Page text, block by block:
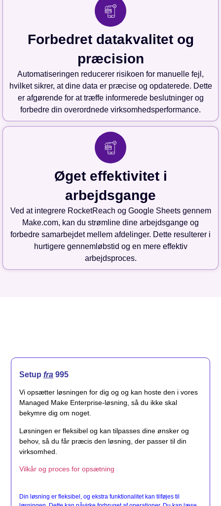
Forbedret datakvalitet og
præcision
Automatiseringen reducerer risikoen for manuelle fejl,
hvilket sikrer, at dine data er præcise og opdaterede. Dette
er afgørende for at træffe informerede beslutninger og
forbedre din overordnede virksomhedsperformance.
Øget effektivitet i
arbejdsgange
Ved at integrere RocketReach og Google Sheets gennem
Make.com, kan du strømline dine arbejdsgange og
forbedre samarbejdet mellem afdelinger. Dette resulterer i
hurtigere gennemløbstid og en mere effektiv
arbejdsproces.
Setup fra 995
Vi opsætter løsningen for dig og og kan hoste den i vores
Managed Make Enterprise-løsning, så du ikke skal
bekymre dig om noget.
Løsningen er fleksibel og kan tilpasses dine ønsker og
behov, så du får præcis den løsning, der passer til din
virksomhed.
Vilkår og proces for opsætning
Din løsning er fleksibel, og ekstra funktionalitet kan tilføjes til